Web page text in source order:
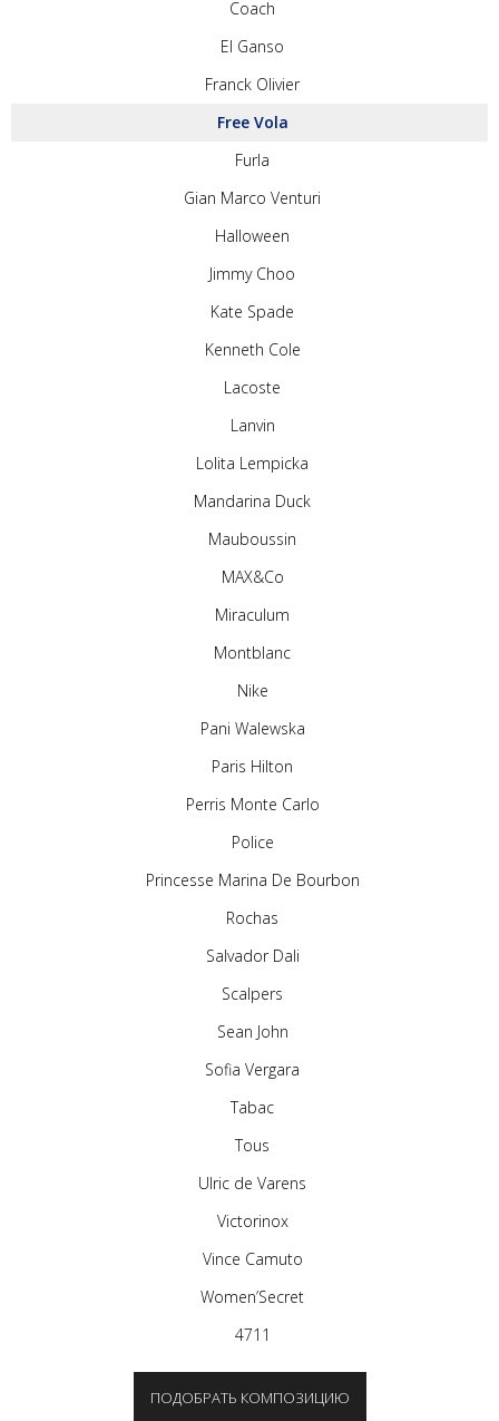
Coach
El Ganso
Franck Olivier
Free Vola
Furla
Gian Marco Venturi
Halloween
Jimmy Choo
Kate Spade
Kenneth Cole
Lacoste
Lanvin
Lolita Lempicka
Mandarina Duck
Mauboussin
MAX&Co
Miraculum
Montblanc
Nike
Pani Walewska
Paris Hilton
Perris Monte Carlo
Police
Princesse Marina De Bourbon
Rochas
Salvador Dali
Scalpers
Sean John
Sofia Vergara
Tabac
Tous
Ulric de Varens
Victorinox
Vince Camuto
Women’Secret
4711
ПОДОБРАТЬ КОМПОЗИЦИЮ